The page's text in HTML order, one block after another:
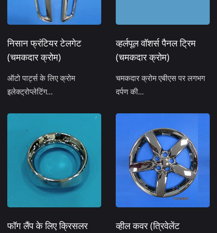
निसान फ्रंटियर टेलगेट
(चमकदार क्रोम)
ऑटो पार्ट्स के लिए क्रोम
इलेक्ट्रोप्लेटिंग...
व्हर्लपूल वॉशर्स पैनल ट्रिम
(चमकदार क्रोम)
चमकदार क्रोम एबीएस पर लगभग
दर्पण की...
फॉग लैंप के लिए क्रिसलर
व्हील कवर (त्रिवेलेंट